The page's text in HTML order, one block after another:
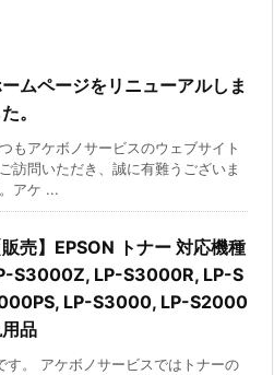
ムページをリニューアルしま
。
もアケボノサービスのウェブサイト
訪問いただき、誠に有難うございま
アケ ...
販売】EPSON トナー 対応機種
S3000Z, LP-S3000R, LP-S
LP-S3000, LP-S2000
品
す。 アケボノサービスではトナーの